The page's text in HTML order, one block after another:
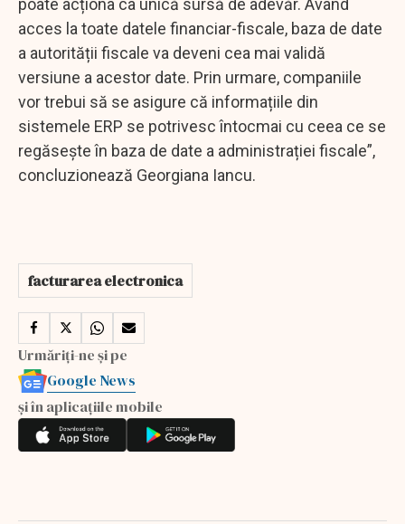
acces la toate datele financiar-fiscale, baza de date
a autorității fiscale va deveni cea mai validă
versiune a acestor date. Prin urmare, companiile
vor trebui să se asigure că informațiile din
sistemele ERP se potrivesc întocmai cu ceea ce se
regăsește în baza de date a administrației fiscale”,
concluzionează Georgiana Iancu.
facturarea electronica
Urmăriți-ne și pe
Google News
și în aplicațiile mobile